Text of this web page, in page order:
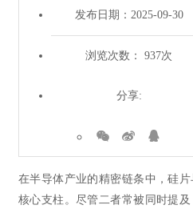
发布日期：2025-09-30
浏览次数： 937次
分享:
在半导体产业的精密链条中，硅
核心支柱。尽管二者常被同时提